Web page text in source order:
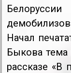
Начал
Быкова
рассказе «В